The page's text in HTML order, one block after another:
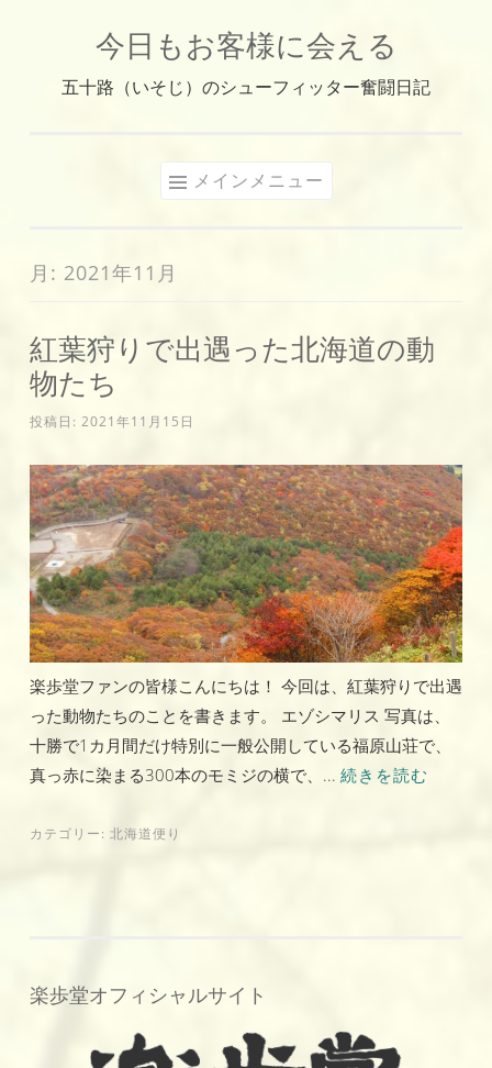
ッ
今日もお客様に会える
五十路（いそじ）のシューフィッター奮闘日記
メインメニュー
月: 2021年11月
紅葉狩りで出遇った北海道の動
物たち
投稿日: 2021年11月15日
楽歩堂ファンの皆様こんにちは！ 今回は、紅葉狩りで出遇
った動物たちのことを書きます。 エゾシマリス 写真は、
十勝で1カ月間だけ特別に一般公開している福原山荘で、
真っ赤に染まる300本のモミジの横で、... 続きを読む
カテゴリー: 北海道便り
楽歩堂オフィシャルサイト